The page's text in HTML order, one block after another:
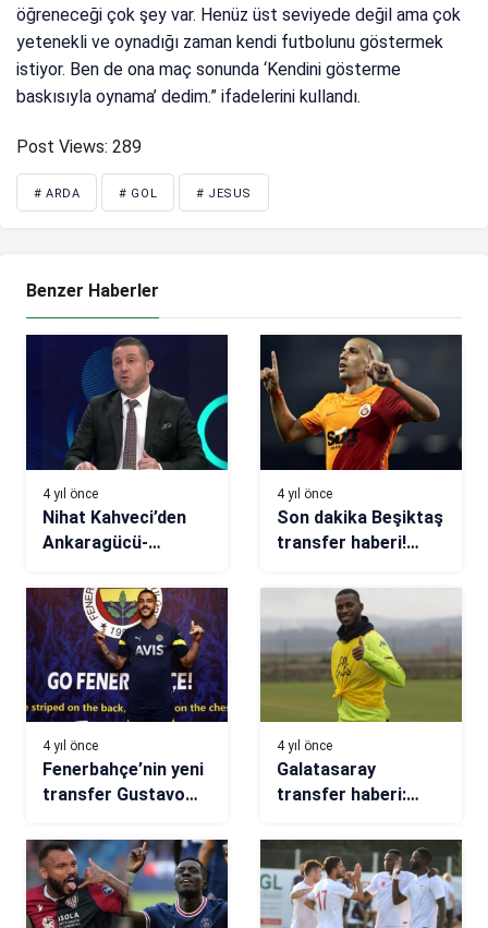
öğreneceği çok şey var. Henüz üst seviyede değil ama çok
yetenekli ve oynadığı zaman kendi futbolunu göstermek
istiyor. Ben de ona maç sonunda ‘Kendini gösterme
baskısıyla oynama’ dedim.” ifadelerini kullandı.
Post Views: 289
# ARDA # GOL # JESUS
Benzer Haberler
4 yıl önce
Nihat Kahveci’den
Ankaragücü-
değerlendirmesi:
Real Madrid gibi
4 yıl önce
Son dakika Beşiktaş
transfer haberi!
Feghouli’yi
kadrosuna katmak
istiyor
4 yıl önce
Fenerbahçe’nin yeni
transfer Gustavo
geçmek istiyorum
4 yıl önce
Galatasaray
transfer haberi:
Boubacar Kouyate
hamlesi